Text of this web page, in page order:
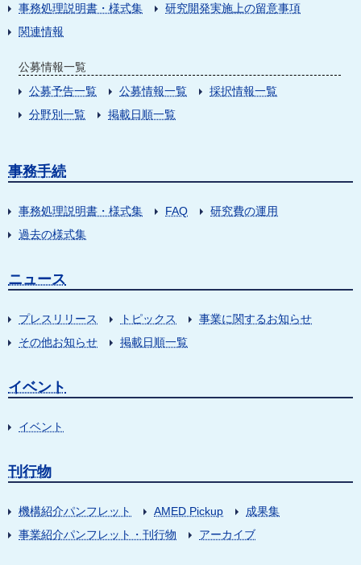
事務処理説明書・様式集
研究開発実施上の留意事項
関連情報
公募情報一覧
公募予告一覧
公募情報一覧
採択情報一覧
分野別一覧
掲載日順一覧
事務手続
事務処理説明書・様式集 FAQ
研究費の運用
過去の様式集
ニュース
プレスリリース トピックス
事業に関するお知らせ
その他お知らせ
掲載日順一覧
イベント
イベント
刊行物
機構紹介パンフレット AMED Pickup
成果集
事業紹介パンフレット・刊行物
アーカイブ